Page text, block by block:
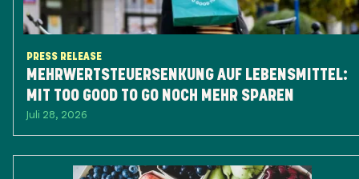
PRESS RELEASE
MEHRWERTSTEUERSENKUNG AUF LEBENSMITTEL:
MIT TOO GOOD TO GO NOCH MEHR SPAREN
Juli 28, 2026